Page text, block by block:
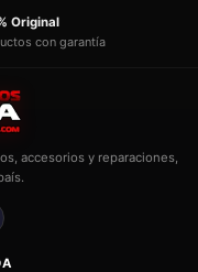
Original
con garantía
accesorios y reparaciones,